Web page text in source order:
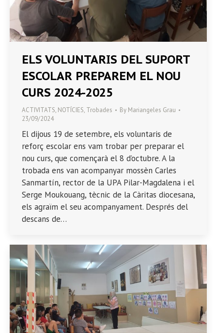
ELS VOLUNTARIS DEL SUPORT
ESCOLAR PREPAREM EL NOU
CURS 2024-2025
ACTIVITATS, NOTÍCIES, Trobades By Mariangeles Grau
23/09/2024
El dijous 19 de setembre, els voluntaris de
reforç escolar ens vam trobar per preparar el
nou curs, que començarà el 8 d’octubre. A la
trobada ens van acompanyar mossèn Carles
Sanmartín, rector de la UPA Pilar-Magdalena i el
Serge Moukouang, tècnic de la Càritas diocesana,
els agraïm el seu acompanyament. Després del
descans de…